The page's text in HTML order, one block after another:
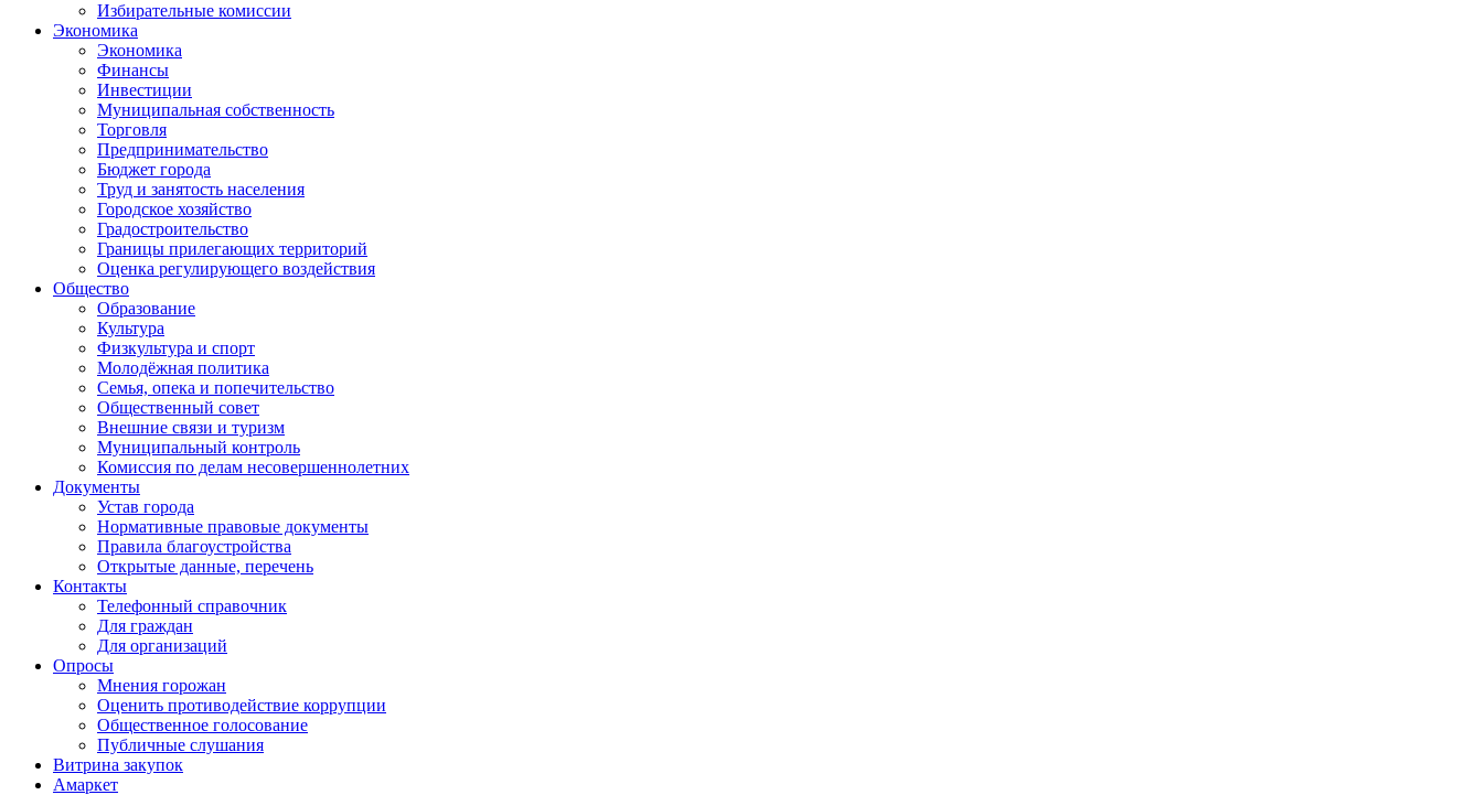
Избирательные комиссии
Экономика
Экономика
Финансы
Инвестиции
Муниципальная собственность
Торговля
Предпринимательство
Бюджет города
Труд и занятость населения
Городское хозяйство
Градостроительство
Границы прилегающих территорий
Оценка регулирующего воздействия
Общество
Образование
Культура
Физкультура и спорт
Молодёжная политика
Семья, опека и попечительство
Общественный совет
Внешние связи и туризм
Муниципальный контроль
Комиссия по делам несовершеннолетних
Документы
Устав города
Нормативные правовые документы
Правила благоустройства
Открытые данные, перечень
Контакты
Телефонный справочник
Для граждан
Для организаций
Опросы
Мнения горожан
Оценить противодействие коррупции
Общественное голосование
Публичные слушания
Витрина закупок
Амаркет